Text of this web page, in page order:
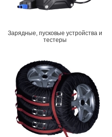
Зарядные, пусковые устройства и
тестеры